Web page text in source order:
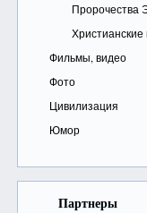
Пророчества
Христианские
Фильмы, видео
Фото
Цивилизация
Юмор
Партнеры